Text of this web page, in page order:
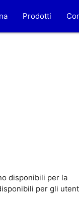
Prodotti
disponibili per la
per gli